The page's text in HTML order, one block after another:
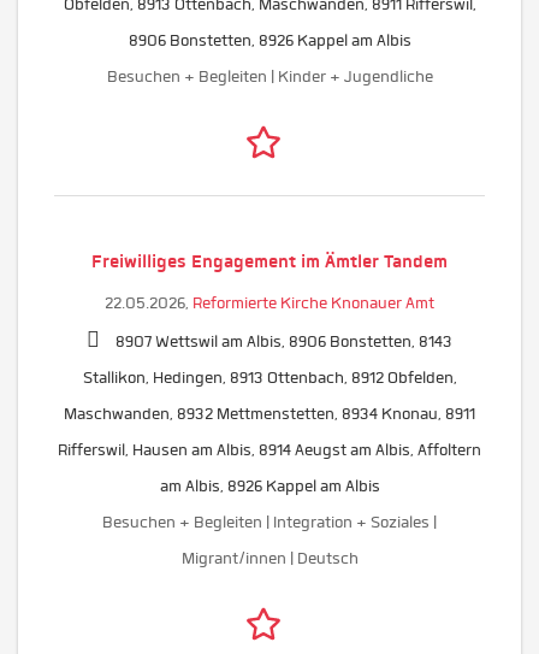
8906 Bonstetten, 8926 Kappel am Albis
Besuchen + Begleiten | Kinder + Jugendliche
Freiwilliges Engagement im Ämtler Tandem
22.05.2026, Reformierte Kirche Knonauer Amt
8907 Wettswil am Albis, 8906 Bonstetten, 8143
Stallikon, Hedingen, 8913 Ottenbach, 8912 Obfelden,
Maschwanden, 8932 Mettmenstetten, 8934 Knonau, 8911
Rifferswil, Hausen am Albis, 8914 Aeugst am Albis, Affoltern
am Albis, 8926 Kappel am Albis
Besuchen + Begleiten | Integration + Soziales |
Migrant/innen | Deutsch